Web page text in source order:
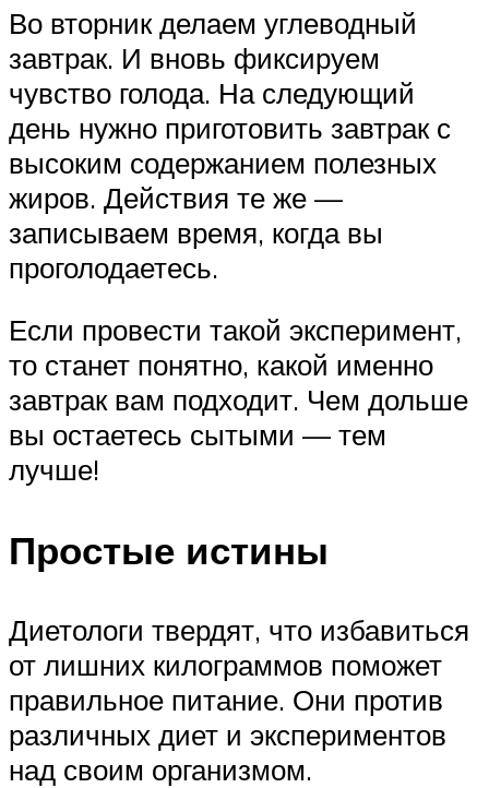
Во вторник делаем углеводный
завтрак. И вновь фиксируем
чувство голода. На следующий
день нужно приготовить завтрак с
высоким содержанием полезных
жиров. Действия те же —
записываем время, когда вы
проголодаетесь.
Если провести такой эксперимент,
то станет понятно, какой именно
завтрак вам подходит. Чем дольше
вы остаетесь сытыми — тем
лучше!
Простые истины
Диетологи твердят, что избавиться
от лишних килограммов поможет
правильное питание. Они против
различных диет и экспериментов
над своим организмом.